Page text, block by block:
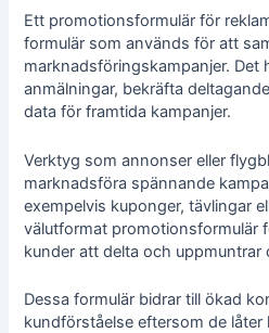
Ett promotionsformulär för
formulär som används för att
marknadsföringskampanjer. Det
anmälningar, bekräfta
data för framtida kampanjer.
Verktyg som annonser eller
marknadsföra spännande
exempelvis kuponger, tävlingar
välutformat promotionsformulär
kunder att delta och uppmuntrar
Dessa formulär bidrar till ökad
kundförståelse eftersom de